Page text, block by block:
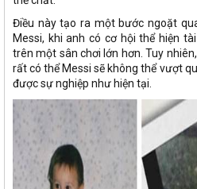
Điều này tạo ra một bước ngoặt
Messi, khi anh có cơ hội thể hiện
trên một sân chơi lớn hơn. Tuy
rất có thể Messi sẽ không thể vượt
được sự nghiệp như hiện tại.